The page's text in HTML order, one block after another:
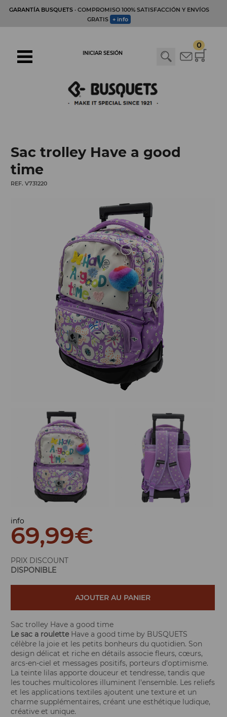
GARANTÍA BUSQUETS· COMPROMISO 100% SATISFACCIÓN Y ENVÍOS
GRATIS + info
0
INICIAR SESIÓN
Sac trolley Have a good
time
REF. V731220
info
69,99€
PRIX DISCOUNT
DISPONIBLE
AJOUTER AU PANIER
Sac trolley Have a good time
Le sac a rouletteHave a good time by BUSQUETS
célèbre la joie et les petits bonheurs du quotidien. Son
design délicat et riche en détails associe fleurs, cœurs,
arcs-en-ciel et messages positifs, porteurs d'optimisme.
La teinte lilas apporte douceur et tendresse, tandis que
les touches multicolores illuminent l'ensemble. Les reliefs
et les applications textiles ajoutent une texture et un
charme supplémentaires, créant une esthétique ludique,
créative et unique.